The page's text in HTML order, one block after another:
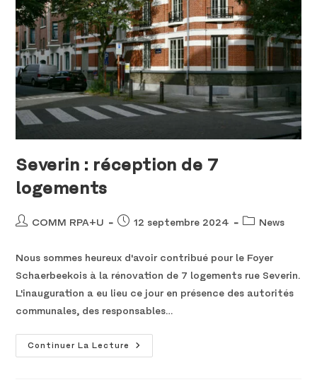
Severin : réception de 7
logements
COMM RPA+U 12 septembre 2024 News
Nous sommes heureux d'avoir contribué pour le Foyer
Schaerbeekois à la rénovation de 7 logements rue Severin.
L'inauguration a eu lieu ce jour en présence des autorités
communales, des responsables…
Continuer La Lecture